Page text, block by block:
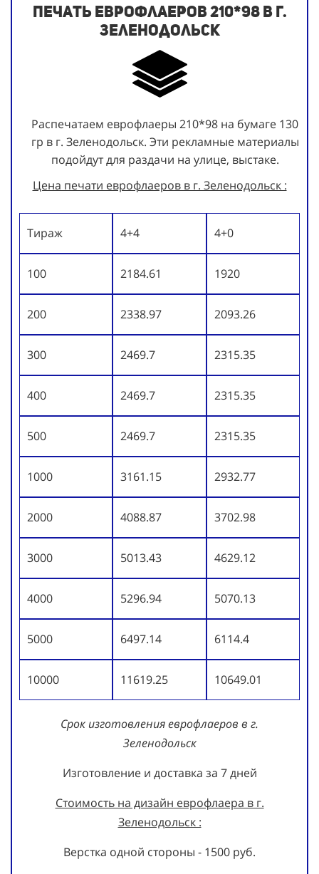
Печать еврофлаеров 210*98 в г.
Зеленодольск
Распечатаем еврофлаеры 210*98 на бумаге 130
гр в г. Зеленодольск. Эти рекламные материалы
подойдут для раздачи на улице, выстаке.
Цена печати еврофлаеров в г. Зеленодольск :
Тираж 4+4 4+0
100 2184.61 1920
200 2338.97 2093.26
300 2469.7 2315.35
400 2469.7 2315.35
500 2469.7 2315.35
1000 3161.15 2932.77
2000 4088.87 3702.98
3000 5013.43 4629.12
4000 5296.94 5070.13
5000 6497.14 6114.4
10000 11619.25 10649.01
Срок изготовления еврофлаеров в г.
Зеленодольск
Изготовление и доставка за 7 дней
Стоимость на дизайн еврофлаера в г.
Зеленодольск :
Верстка одной стороны - 1500 руб.